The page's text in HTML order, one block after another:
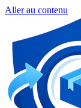
Aller au contenu